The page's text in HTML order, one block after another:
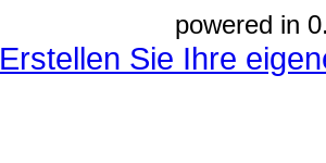
powered in
Erstellen Sie Ihre